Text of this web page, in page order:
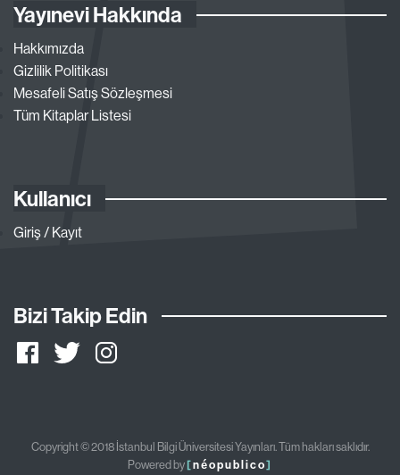
Yayınevi Hakkında
Hakkımızda
Gizlilik Politikası
Mesafeli Satış Sözleşmesi
Tüm Kitaplar Listesi
Kullanıcı
Giriş / Kayıt
Bizi Takip Edin
Copyright © 2018 İstanbul Bilgi Üniversitesi Yayınları. Tüm hakları saklıdır.
Powered by[néopublico]